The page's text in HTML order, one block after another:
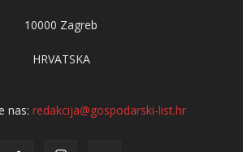
10000 Zagreb
HRVATSKA
nas: redakcija@gospodarski-list.hr